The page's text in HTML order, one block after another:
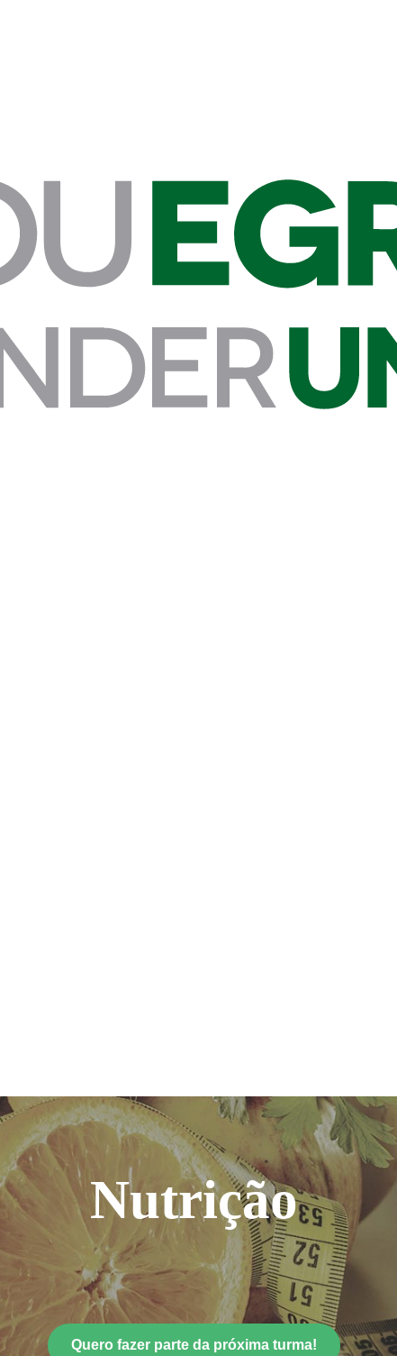
Nutrição
Quero fazer parte da próxima turma!